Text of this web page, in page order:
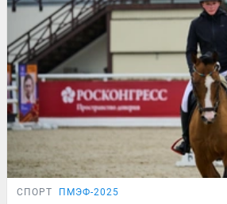
СПОРТ ПМЭФ-2025